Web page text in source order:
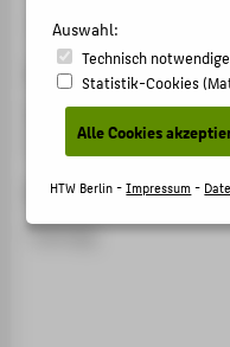
Veranstaltungsbeitrag ›
Veranstaltung
Montags-Meeting
Frankfurt, 30.10.2017
Ergänzende Angaben
Vortrag
KARRIERE
Auswahl:
Technisch
Statistik-Cookies
Alle Cookies
HTW Berlin -Impressum-